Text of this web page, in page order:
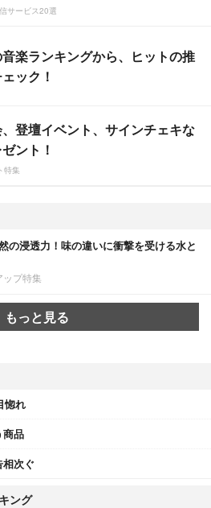
サービス20選
楽ランキングから、ヒットの推
ック！
登壇イベント、サインチェキな
ント！
特集
の浸透力！味の違いに衝撃を受ける水と
ップ特集
もっと見る
惚れ
商品
次ぐ
ング